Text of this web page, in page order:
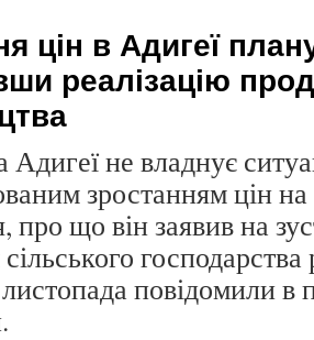
в
столиці
цін в Адигеї
реалізацію
не владнує
зростанням цін
про що він заявив на
сільського
повідомили в